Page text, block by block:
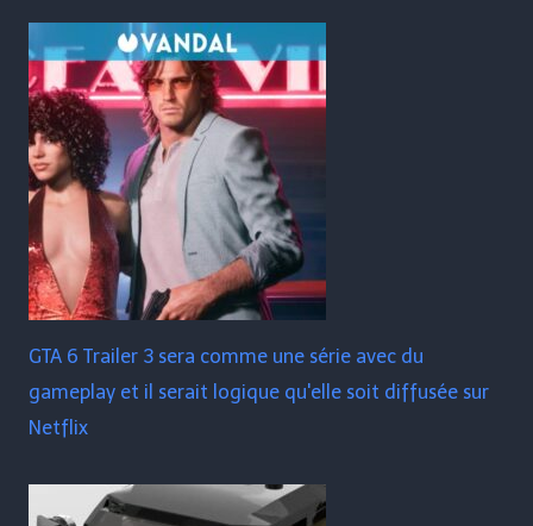
GTA 6 Trailer 3 sera comme une série avec du
gameplay et il serait logique qu'elle soit diffusée sur
Netflix